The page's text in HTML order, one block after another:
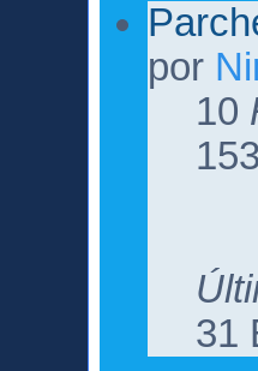
por
10
31